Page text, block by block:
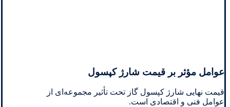
عوامل مؤثر بر قیمت شارژ کپسول
قیمت نهایی شارژ کپسول گاز تحت تأثیر مجموعه‌ای از
عوامل فنی و اقتصادی است.